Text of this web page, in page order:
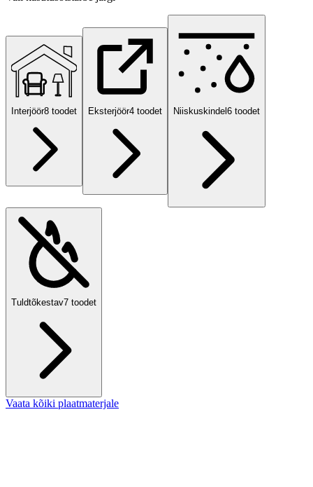
Interjöör8 toodet Eksterjöör4 toodet Niiskuskindel 6 toodet
Tuldtõkestav7 toodet
Vaata kõiki plaatmaterjale